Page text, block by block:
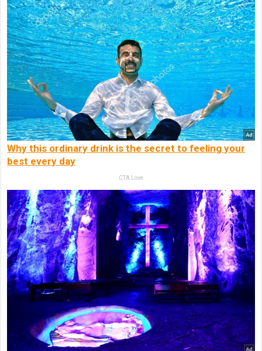
Why this ordinary drink is the secret to feeling your
best every day
CTA Love